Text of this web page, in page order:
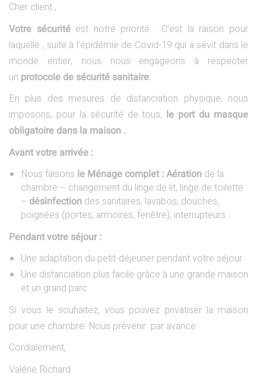
Cher client ,
Votre sécurité est notre priorité . C’est la raison pour
laquelle , suite à l’épidémie de Covid-19 qui a sévit dans le
monde entier, nous nous engageons à respecter
un protocole de sécurité sanitaire.
En plus des mesures de distanciation physique, nous
imposons, pour la sécurité de tous, le port du masque
obligatoire dans la maison .
Avant votre arrivée :
Nous faisons le Ménage complet : Aération de la
chambre – changement du linge de lit, linge de toilette
– désinfection des sanitaires, lavabos, douches,
poignées (portes, armoires, fenêtre), interrupteurs…
Pendant votre séjour :
Une adaptation du petit-déjeuner pendant votre séjour
Une distanciation plus facile grâce à une grande maison
et un grand parc
Si vous le souhaitez, vous pouvez privatiser la maison
pour une chambre. Nous prévenir par avance.
Cordialement,
Valérie Richard